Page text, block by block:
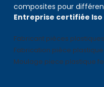
composites pour
Entreprise certifiée Iso
Fabricant pièces
Fabrication pièce
Moulage piece plastique